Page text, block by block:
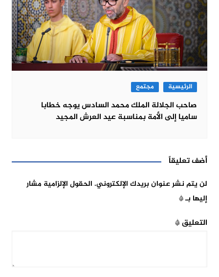
الرئيسية مجتمع
صاحب الجلالة الملك محمد السادس يوجه خطابا
ساميا إلى الأمة بمناسبة عيد العرش المجيد
أضف تعليقاً
لن يتم نشر عنوان بريدك الإلكتروني. الحقول الإلزامية مشار
إليها بـ*
التعليق*